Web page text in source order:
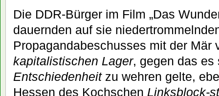
Die DDR-Bürger im Film „Das
dauernden auf sie
Propagandabeschusses mit der Mär
kapitalistischen Lager, gegen das
Entschiedenheitzu wehren gelte,
Hessen des Kochschen Linksblock-